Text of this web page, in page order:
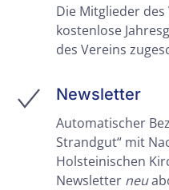
Die Mitglieder
kostenlose
des Vereins
Newsletter
Automatischer
Strandgut“ mit
Holsteinischen
Newsletter neu